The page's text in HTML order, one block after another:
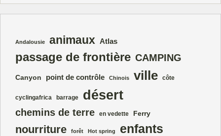
Andalousie animaux Atlas
passage de frontière CAMPING
Canyon point de contrôle Chinois ville côte
cyclingafrica barrage désert
chemins de terre en vedette Ferry
nourriture forêt Hot spring enfants